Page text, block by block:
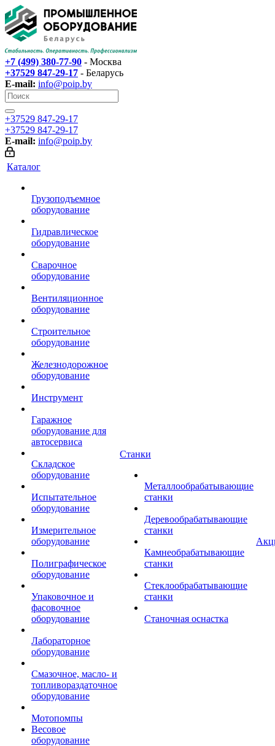
+7 (499) 380-77-90 - Москва
+37529 847-29-17‬ - Беларусь
E-mail: info@poip.by
+37529 847-29-17‬
+37529 847-29-17‬
E-mail: info@poip.by
Каталог
Грузоподъемное
оборудование
Гидравлическое
оборудование
Сварочное
оборудование
Вентиляционное
оборудование
Строительное
оборудование
Железнодорожное
оборудование
Инструмент
Гаражное
оборудование для
автосервиса
Складское
оборудование
Испытательное
оборудование
Измерительное
оборудование
Полиграфическое
оборудование
Упаковочное и
фасовочное
оборудование
Лабораторное
оборудование
Смазочное, масло- и
топливораздаточное
оборудование
Мотопомпы
Весовое
оборудование
Станки
Металлообрабатывающие
станки
Деревообрабатывающие
станки
Камнеобрабатывающие
станки
Стеклообрабатывающие
станки
Станочная оснастка